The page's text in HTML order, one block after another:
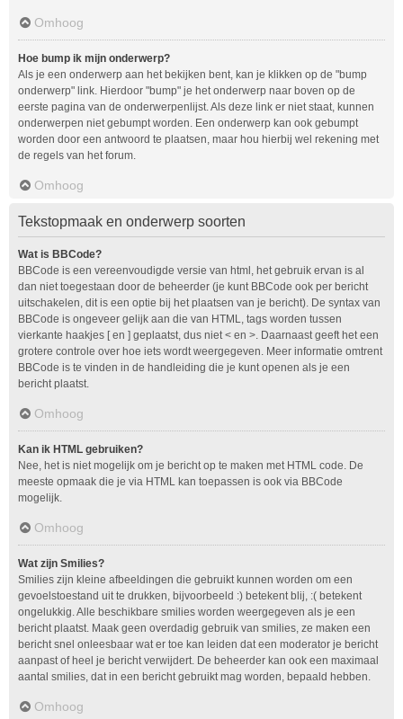
Omhoog
Hoe bump ik mijn onderwerp?
Als je een onderwerp aan het bekijken bent, kan je klikken op de "bump
onderwerp" link. Hierdoor "bump" je het onderwerp naar boven op de
eerste pagina van de onderwerpenlijst. Als deze link er niet staat, kunnen
onderwerpen niet gebumpt worden. Een onderwerp kan ook gebumpt
worden door een antwoord te plaatsen, maar hou hierbij wel rekening met
de regels van het forum.
Omhoog
Tekstopmaak en onderwerp soorten
Wat is BBCode?
BBCode is een vereenvoudigde versie van html, het gebruik ervan is al
dan niet toegestaan door de beheerder (je kunt BBCode ook per bericht
uitschakelen, dit is een optie bij het plaatsen van je bericht). De syntax van
BBCode is ongeveer gelijk aan die van HTML, tags worden tussen
vierkante haakjes [ en ] geplaatst, dus niet < en >. Daarnaast geeft het een
grotere controle over hoe iets wordt weergegeven. Meer informatie omtrent
BBCode is te vinden in de handleiding die je kunt openen als je een
bericht plaatst.
Omhoog
Kan ik HTML gebruiken?
Nee, het is niet mogelijk om je bericht op te maken met HTML code. De
meeste opmaak die je via HTML kan toepassen is ook via BBCode
mogelijk.
Omhoog
Wat zijn Smilies?
Smilies zijn kleine afbeeldingen die gebruikt kunnen worden om een
gevoelstoestand uit te drukken, bijvoorbeeld :) betekent blij, :( betekent
ongelukkig. Alle beschikbare smilies worden weergegeven als je een
bericht plaatst. Maak geen overdadig gebruik van smilies, ze maken een
bericht snel onleesbaar wat er toe kan leiden dat een moderator je bericht
aanpast of heel je bericht verwijdert. De beheerder kan ook een maximaal
aantal smilies, dat in een bericht gebruikt mag worden, bepaald hebben.
Omhoog